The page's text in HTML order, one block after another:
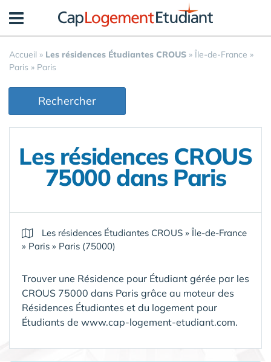
Accueil » Les résidences Étudiantes CROUS » Île-de-France »
Paris » Paris
Rechercher
Les résidences CROUS
75000 dans Paris
Les résidences Étudiantes CROUS »Île-de-France
» Paris » Paris (75000)
Trouver une Résidence pour Étudiant gérée par les
CROUS 75000 dans Paris grâce au moteur des
Résidences Étudiantes et du logement pour
Étudiants de www.cap-logement-etudiant.com.